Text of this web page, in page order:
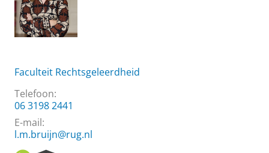
Faculteit Rechtsgeleerdheid
Telefoon:
06 3198 2441
E-mail:
l.m.bruijn@rug.nl